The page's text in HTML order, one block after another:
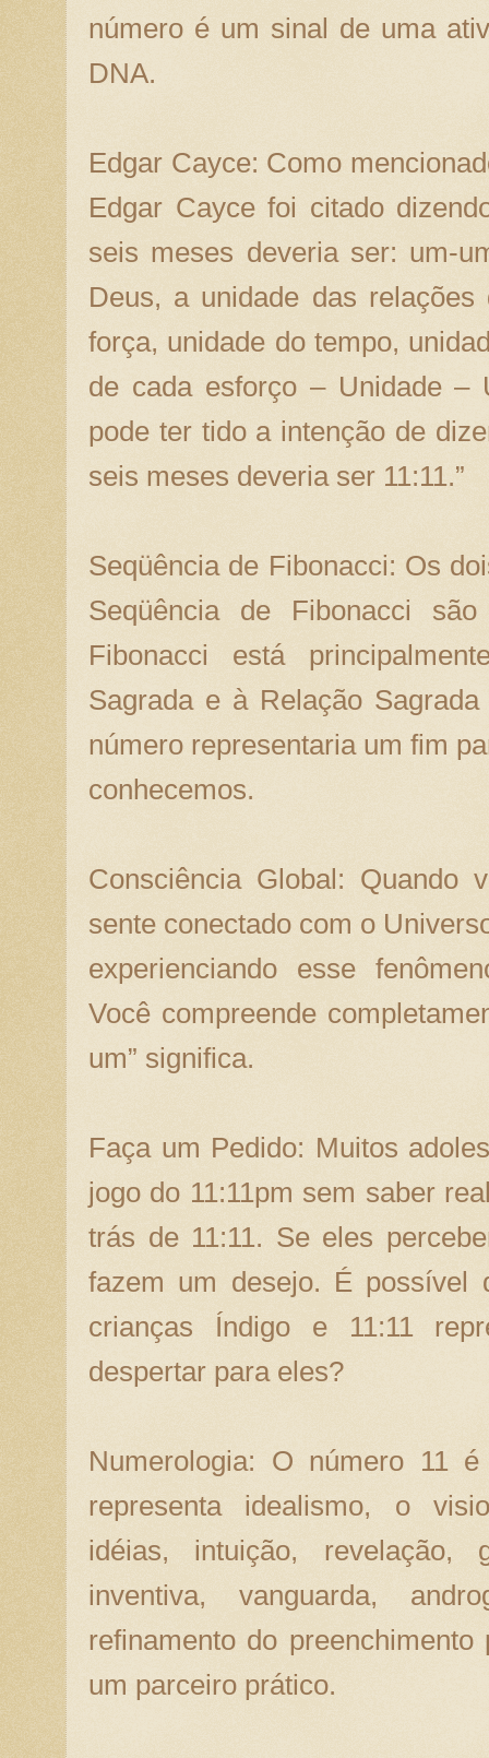
número é um sinal de uma
DNA.
Edgar Cayce: Como
Edgar Cayce foi citado
seis meses deveria ser: um-
Deus, a unidade das
força, unidade do tempo,
de cada esforço – Unidade –
pode ter tido a intenção de
seis meses deveria ser 11:11.”
Seqüência de Fibonacci: Os
Seqüência de Fibonacci
Fibonacci está
Sagrada e à Relação
número representaria um fim
conhecemos.
Consciência Global: Quando
sente conectado com o
experienciando esse
Você compreende
um” significa.
Faça um Pedido: Muitos
jogo do 11:11pm sem saber
trás de 11:11. Se eles
fazem um desejo. É possível
crianças Índigo e 11:11
despertar para eles?
Numerologia: O número 11
representa idealismo, o
idéias, intuição, revelação,
inventiva, vanguarda,
refinamento do
um parceiro prático.